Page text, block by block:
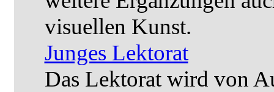
visuellen Kunst.
Junges Lektorat
Das Lektorat wird von